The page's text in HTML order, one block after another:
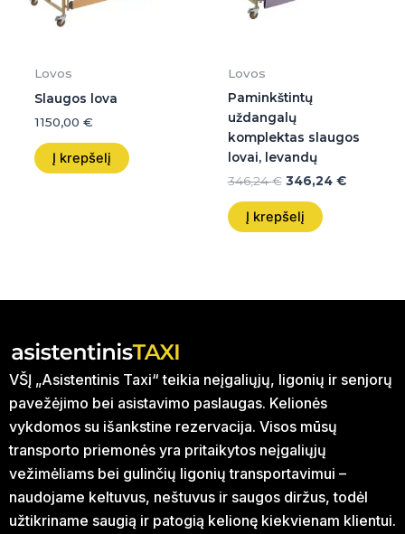
Lovos
Slaugos lova
1150,00 €
Į krepšelį
Lovos
Paminkštintų
uždangalų
komplektas slaugos
lovai, levandų
346,24€ 346,24 €
Į krepšelį
VŠĮ „Asistentinis Taxi“ teikia neįgaliųjų, ligonių ir senjorų
pavežėjimo bei asistavimo paslaugas. Kelionės
vykdomos su išankstine rezervacija. Visos mūsų
transporto priemonės yra pritaikytos neįgaliųjų
vežimėliams bei gulinčių ligonių transportavimui –
naudojame keltuvus, neštuvus ir saugos diržus, todėl
užtikriname saugią ir patogią kelionę kiekvienam klientui.